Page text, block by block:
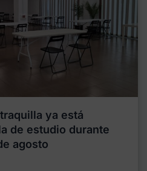
ya está
de estudio durante
agosto